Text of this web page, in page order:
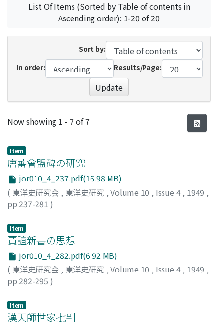
List Of Items (Sorted by Table of contents in
Ascending order): 1-20 of 20
Sort by:
In order:
Results/Page:
Update
Recent Submissions
Now showing 1 - 7 of 7
Item
唐蕃會盟碑の研究
jor010_4_237.pdf(16.98 MB)
( 東洋史研究会 , 東洋史研究 , Volume 10 , Issue 4 , 1949 ,
pp.237-281 )
Item
賈誼新書の思想
jor010_4_282.pdf(6.92 MB)
( 東洋史研究会 , 東洋史研究 , Volume 10 , Issue 4 , 1949 ,
pp.282-295 )
Item
漢天師世家批判